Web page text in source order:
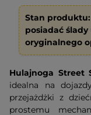
Stan
posiadać
oryginalnego
Hulajnoga Street
idealna na
przejażdżki z
prostemu